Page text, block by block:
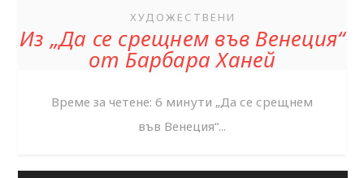
ХУДОЖЕСТВЕНИ
Из „Да се срещнем във Венеция“
от Барбара Ханей
Време за четене: 6 минути „Да се срещнем
във Венеция“...